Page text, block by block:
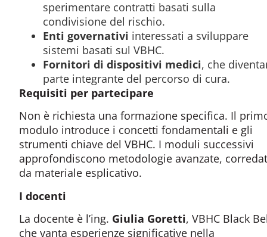
sperimentare contratti basati sulla
condivisione del rischio.
Enti governativi interessati a sviluppare
sistemi basati sul VBHC.
Fornitori di dispositivi medici, che
parte integrante del percorso di cura.
Requisiti per partecipare
Non è richiesta una formazione specifica. Il
modulo introduce i concetti fondamentali e gli
strumenti chiave del VBHC. I moduli successivi
approfondiscono metodologie avanzate,
da materiale esplicativo.
I docenti
La docente è l’ing. Giulia Goretti, VBHC Black
che vanta esperienze significative nella